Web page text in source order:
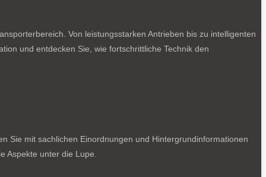
Von leistungsstarken Antrieben bis zu intelligenten
und entdecken Sie, wie fortschrittliche Technik den
Sie mit sachlichen Einordnungen und Hintergrundinformationen
Aspekte unter die Lupe.